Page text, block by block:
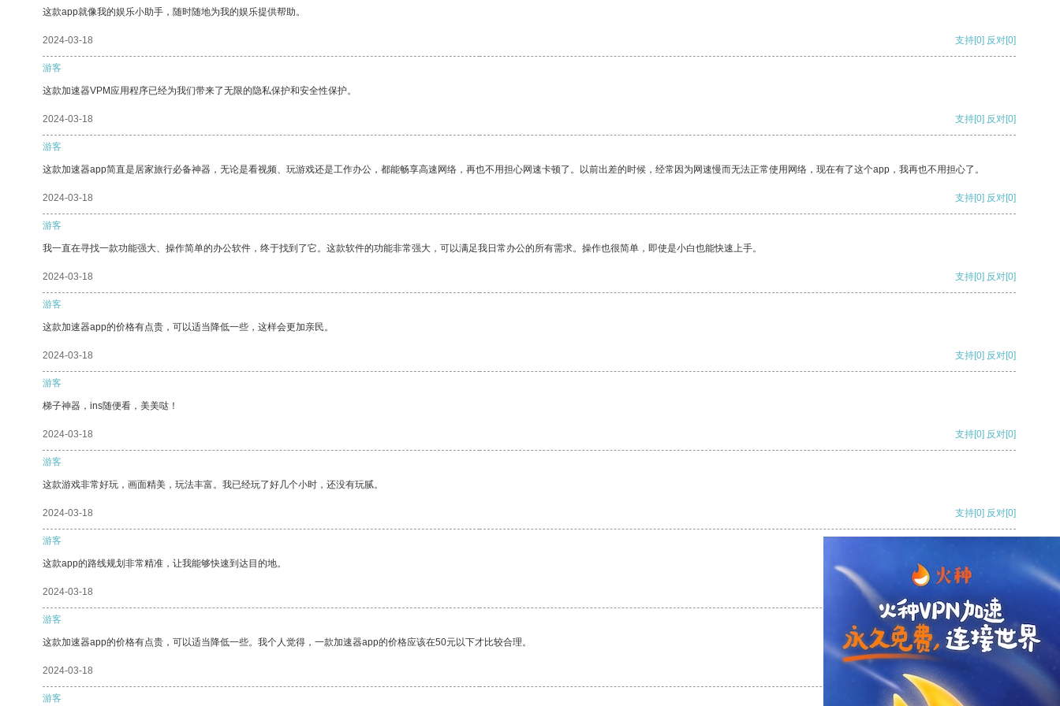
这款app就像我的娱乐小助手，随时随地为我的娱乐提供帮助。
2024-03-18 支持[0] 反对[0]
游客
这款加速器VPM应用程序已经为我们带来了无限的隐私保护和安全性保护。
2024-03-18 支持[0] 反对[0]
游客
这款加速器app简直是居家旅行必备神器，无论是看视频、玩游戏还是工作办公，都能畅享高速网络，再也不用担心网速卡顿了。以前出差的时候，经常因为网速慢而无法正常使用网络，现在有了这个app，我再也不用担心了。
2024-03-18 支持[0] 反对[0]
游客
我一直在寻找一款功能强大、操作简单的办公软件，终于找到了它。这款软件的功能非常强大，可以满足我日常办公的所有需求。操作也很简单，即使是小白也能快速上手。
2024-03-18 支持[0] 反对[0]
游客
这款加速器app的价格有点贵，可以适当降低一些，这样会更加亲民。
2024-03-18 支持[0] 反对[0]
游客
梯子神器，ins随便看，美美哒！
2024-03-18 支持[0] 反对[0]
游客
这款游戏非常好玩，画面精美，玩法丰富。我已经玩了好几个小时，还没有玩腻。
2024-03-18 支持[0] 反对[0]
游客
这款app的路线规划非常精准，让我能够快速到达目的地。
2024-03-18
游客
这款加速器app的价格有点贵，可以适当降低一些。我个人觉得，一款加速器app的价格应该在50元以下才比较合理。
2024-03-18 反对
游客